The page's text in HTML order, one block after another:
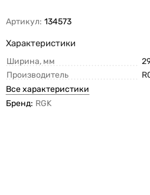
Артикул: 134573
Характеристики
Ширина, мм
Производитель
Все характеристики
Бренд: RGK